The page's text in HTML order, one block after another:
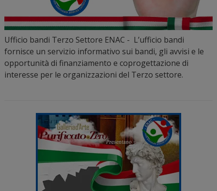
Ufficio bandi Terzo Settore ENAC - L’ufficio bandi
fornisce un servizio informativo sui bandi, gli avvisi e le
opportunità di finanziamento e coprogettazione di
interesse per le organizzazioni del Terzo settore.